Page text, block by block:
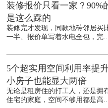
装修报价只看一家？90%
是这么踩的
装修完才发现，同款地砖邻居买
一半、报价单写着水电全包，完
5个超实用空间利用率提
小房子也能显大两倍
无论是租房住的打工人，还是拥
住宅的家庭，空间不够用都是高